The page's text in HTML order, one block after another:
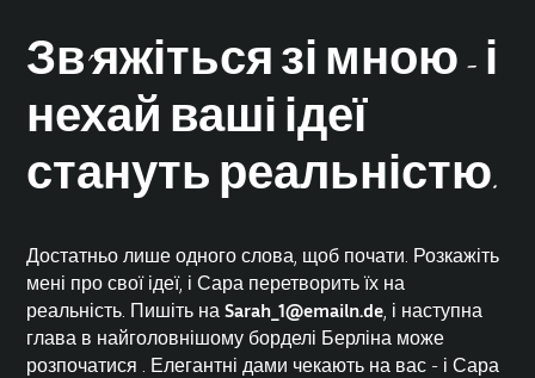
Зв'яжіться зі мною - і
нехай ваші ідеї
стануть реальністю.
Достатньо лише одного слова, щоб почати. Розкажіть
мені про свої ідеї, і Сара перетворить їх на
реальність. Пишіть наSarah_1@emailn.de , і наступна
глава в найголовнішому борделі Берліна може
розпочатися
Елегантні дами чекають на вас - і Сара